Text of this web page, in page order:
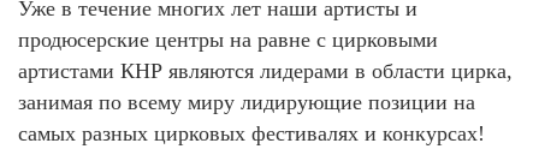
Уже в течение многих лет наши артисты и
продюсерские центры на равне с цирковыми
артистами КНР являются лидерами в области цирка,
занимая по всему миру лидирующие позиции на
самых разных цирковых фестивалях и конкурсах!